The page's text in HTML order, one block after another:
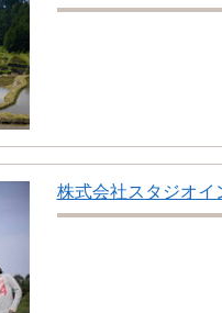
株式会社スタジオイ